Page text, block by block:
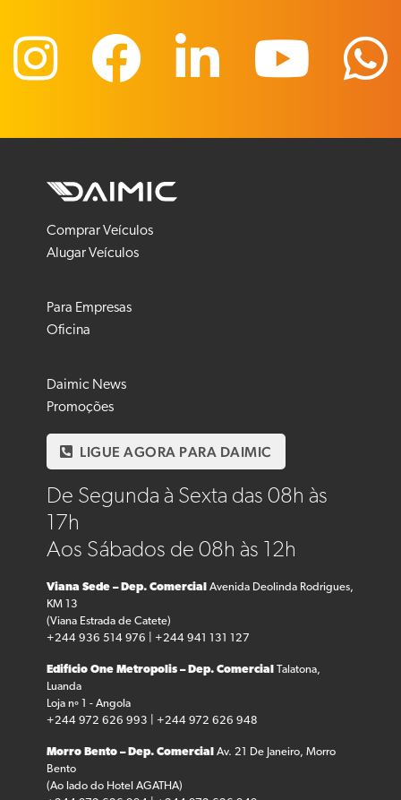
Comprar Veículos
Alugar Veículos
Para Empresas
Oficina
Daimic News
Promoções
LIGUE AGORA PARA DAIMIC
De Segunda à Sexta das 08h às
17h
Aos Sábados de 08h às 12h
Viana Sede – Dep. Comercial
Avenida Deolinda Rodrigues,
KM 13
(Viana Estrada de Catete)
+244 936 514 976 | +244 941 131 127
Edifício One Metropolis – Dep. Comercial
Talatona,
Luanda
Loja nº 1 - Angola
+244 972 626 993 | +244 972 626 948
Morro Bento – Dep. Comercial
Av. 21 De Janeiro, Morro
Bento
(Ao lado do Hotel AGATHA)